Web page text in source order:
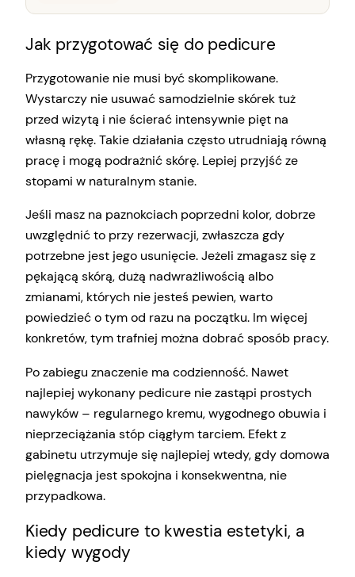
Jak przygotować się do pedicure
Przygotowanie nie musi być skomplikowane.
Wystarczy nie usuwać samodzielnie skórek tuż
przed wizytą i nie ścierać intensywnie pięt na
własną rękę. Takie działania często utrudniają równą
pracę i mogą podrażnić skórę. Lepiej przyjść ze
stopami w naturalnym stanie.
Jeśli masz na paznokciach poprzedni kolor, dobrze
uwzględnić to przy rezerwacji, zwłaszcza gdy
potrzebne jest jego usunięcie. Jeżeli zmagasz się z
pękającą skórą, dużą nadwrażliwością albo
zmianami, których nie jesteś pewien, warto
powiedzieć o tym od razu na początku. Im więcej
konkretów, tym trafniej można dobrać sposób pracy.
Po zabiegu znaczenie ma codzienność. Nawet
najlepiej wykonany pedicure nie zastąpi prostych
nawyków – regularnego kremu, wygodnego obuwia i
nieprzeciążania stóp ciągłym tarciem. Efekt z
gabinetu utrzymuje się najlepiej wtedy, gdy domowa
pielęgnacja jest spokojna i konsekwentna, nie
przypadkowa.
Kiedy pedicure to kwestia estetyki, a
kiedy wygody